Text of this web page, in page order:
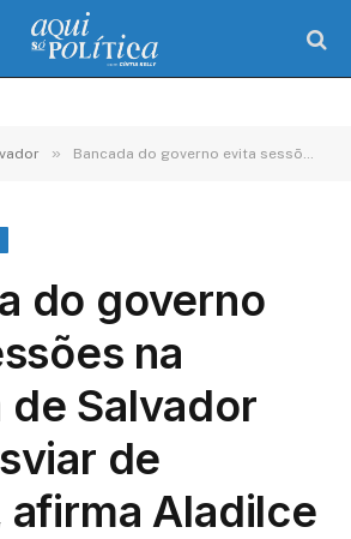
» Bancada do governo evita sessões na Câmara de Salvador para desviar de debate, afirma Aladilce
do governo
na
de Salvador
de
afirma Aladilce